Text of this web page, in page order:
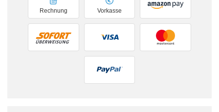
Vorkasse
Rechnung